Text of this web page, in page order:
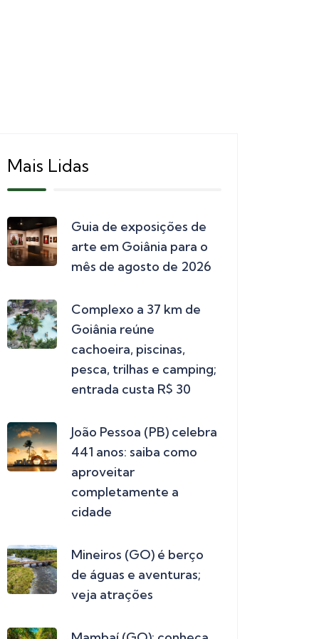
Mais Lidas
Guia de exposições de
arte em Goiânia para o
mês de agosto de 2026
Complexo a 37 km de
Goiânia reúne
cachoeira, piscinas,
pesca, trilhas e camping;
entrada custa R$ 30
João Pessoa (PB) celebra
441 anos: saiba como
aproveitar
completamente a
cidade
Mineiros (GO) é berço
de águas e aventuras;
veja atrações